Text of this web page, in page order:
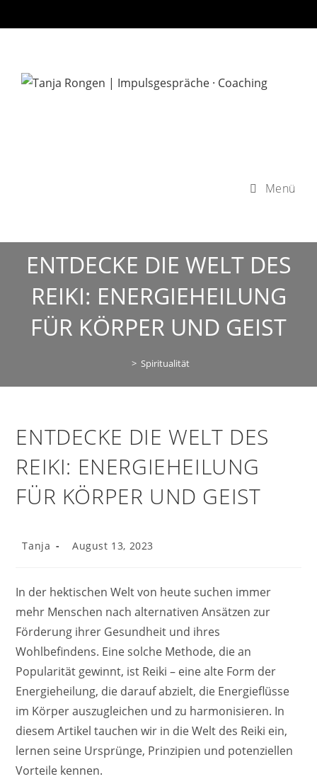
Inhalt
Menü
ENTDECKE DIE WELT DES
REIKI: ENERGIEHEILUNG
FÜR KÖRPER UND GEIST
> Spiritualität
ENTDECKE DIE WELT DES
REIKI: ENERGIEHEILUNG
FÜR KÖRPER UND GEIST
Beitrags-
Autor:
Tanja
Beitrag
veröffentlicht:
August 13, 2023
In der hektischen Welt von heute suchen immer
mehr Menschen nach alternativen Ansätzen zur
Förderung ihrer Gesundheit und ihres
Wohlbefindens. Eine solche Methode, die an
Popularität gewinnt, ist Reiki – eine alte Form der
Energieheilung, die darauf abzielt, die Energieflüsse
im Körper auszugleichen und zu harmonisieren. In
diesem Artikel tauchen wir in die Welt des Reiki ein,
lernen seine Ursprünge, Prinzipien und potenziellen
Vorteile kennen.